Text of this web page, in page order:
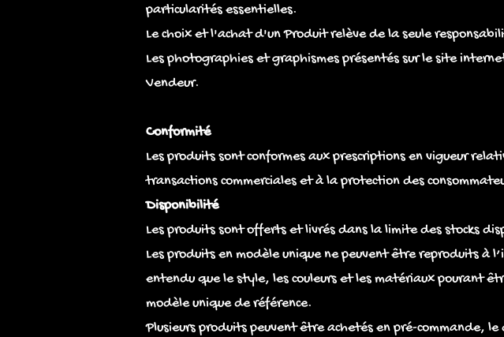
particularités essentielles.
Le choix et l'achat d'un Produit relève de la seule
Les photographies et graphismes présentés sur le site
Vendeur.
Conformité
Les produits sont conformes aux prescriptions en vigueur
transactions commerciales et à la protection des
Disponibilité
Les produits sont offerts et livrés dans la limite des stocks
Les produits en modèle unique ne peuvent être reproduits à
entendu que le style, les couleurs et les matériaux pourant
modèle unique de référence.
Plusieurs produits peuvent être achetés en pré-commande,